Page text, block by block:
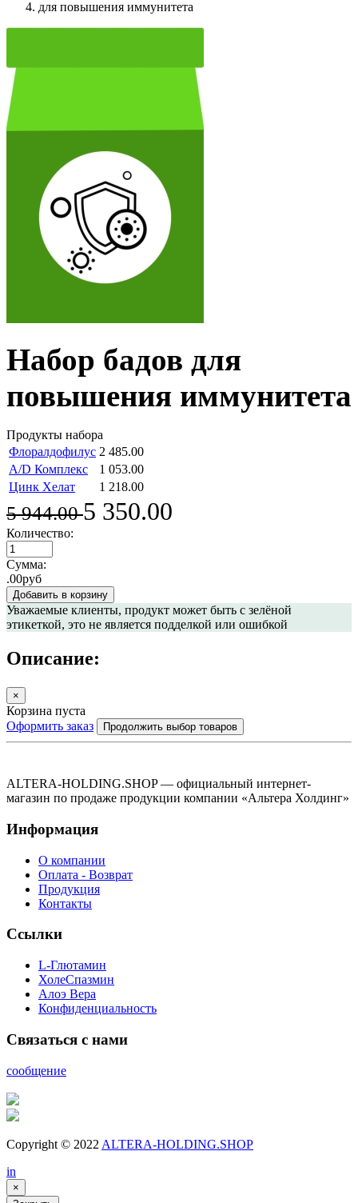
для повышения иммунитета
Набор бадов для
повышения иммунитета
Продукты набора
Флоралдофилус 2 485.00
А/D Комплекс
1 053.00
Цинк Хелат
1 218.00
5 944.005 350.00
Количество:
Сумма:
.00руб
Добавить в корзину
Уважаемые клиенты, продукт может быть с зелёной
этикеткой, это не является подделкой или ошибкой
Описание:
×
Корзина пуста
Оформить заказ
Продолжить выбор товаров
ALTERA-HOLDING.SHOP — официальный интернет-
магазин по продаже продукции компании «Альтера Холдинг»
Информация
О компании
Оплата - Возврат
Продукция
Контакты
Ссылки
L-Глютамин
ХолеСпазмин
Алоэ Вера
Конфиденциальность
Связаться с нами
сообщение
Copyright © 2022 ALTERA-HOLDING.SHOP
in
×